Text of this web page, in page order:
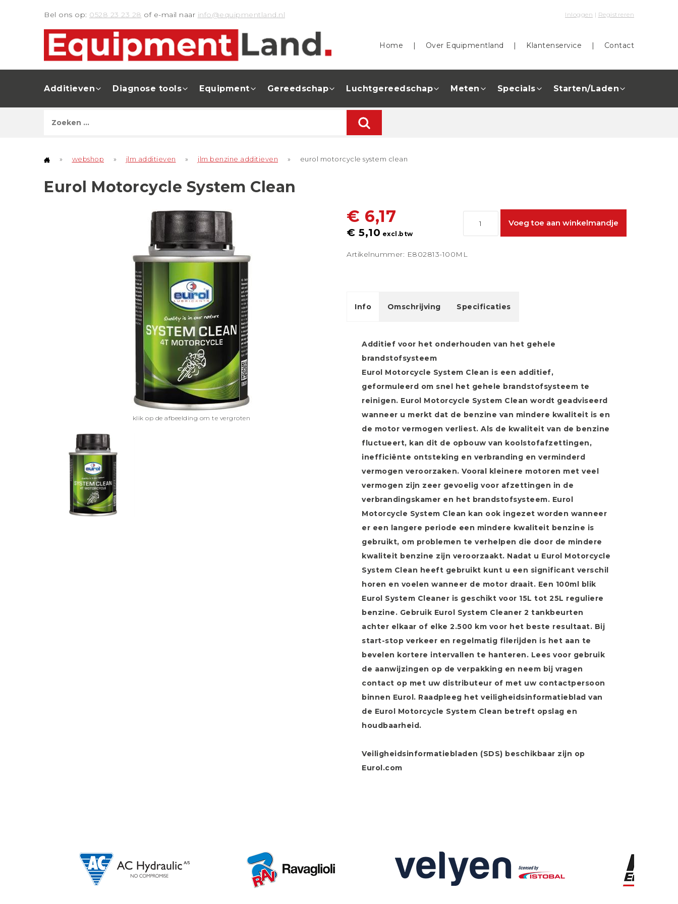
Bel ons op: 0528 23 23 28 of e-mail naar info@equipmentland.nl Inloggen | Registreren
Home | Over Equipmentland | Klantenservice | Contact
Additieven Diagnose tools Equipment Gereedschap Luchtgereedschap Meten Specials Starten/Laden
» webshop » jlm additieven » jlm benzine additieven » eurol motorcycle system clean
Eurol Motorcycle System Clean
klik op de afbeelding om te vergroten
€ 6,17
€ 5,10 excl.btw
Artikelnummer: E802813-100ML
Info Omschrijving Specificaties
Additief voor het onderhouden van het gehele
brandstofsysteem
Eurol Motorcycle System Clean is een additief,
geformuleerd om snel het gehele brandstofsysteem te
reinigen. Eurol Motorcycle System Clean wordt geadviseerd
wanneer u merkt dat de benzine van mindere kwaliteit is en
de motor vermogen verliest. Als de kwaliteit van de benzine
fluctueert, kan dit de opbouw van koolstofafzettingen,
inefficiënte ontsteking en verbranding en verminderd
vermogen veroorzaken. Vooral kleinere motoren met veel
vermogen zijn zeer gevoelig voor afzettingen in de
verbrandingskamer en het brandstofsysteem. Eurol
Motorcycle System Clean kan ook ingezet worden wanneer
er een langere periode een mindere kwaliteit benzine is
gebruikt, om problemen te verhelpen die door de mindere
kwaliteit benzine zijn veroorzaakt. Nadat u Eurol Motorcycle
System Clean heeft gebruikt kunt u een significant verschil
horen en voelen wanneer de motor draait. Een 100ml blik
Eurol System Cleaner is geschikt voor 15L tot 25L reguliere
benzine. Gebruik Eurol System Cleaner 2 tankbeurten
achter elkaar of elke 2.500 km voor het beste resultaat. Bij
start-stop verkeer en regelmatig filerijden is het aan te
bevelen kortere intervallen te hanteren. Lees voor gebruik
de aanwijzingen op de verpakking en neem bij vragen
contact op met uw distributeur of met uw contactpersoon
binnen Eurol. Raadpleeg het veiligheidsinformatieblad van
de Eurol Motorcycle System Clean betreft opslag en
houdbaarheid.
Veiligheidsinformatiebladen (SDS) beschikbaar zijn op
Eurol.com